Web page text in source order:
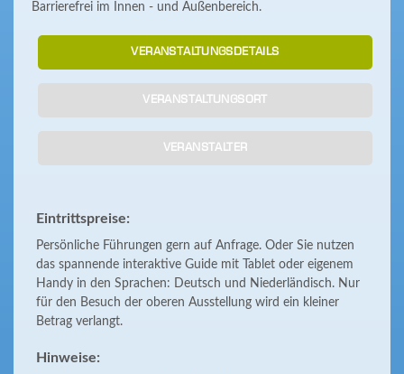
Barrierefrei im Innen - und Außenbereich.
VERANSTALTUNGSDETAILS
VERANSTALTUNGSORT
VERANSTALTER
Eintrittspreise:
Persönliche Führungen gern auf Anfrage. Oder Sie nutzen
das spannende interaktive Guide mit Tablet oder eigenem
Handy in den Sprachen: Deutsch und Niederländisch. Nur
für den Besuch der oberen Ausstellung wird ein kleiner
Betrag verlangt.
Hinweise: